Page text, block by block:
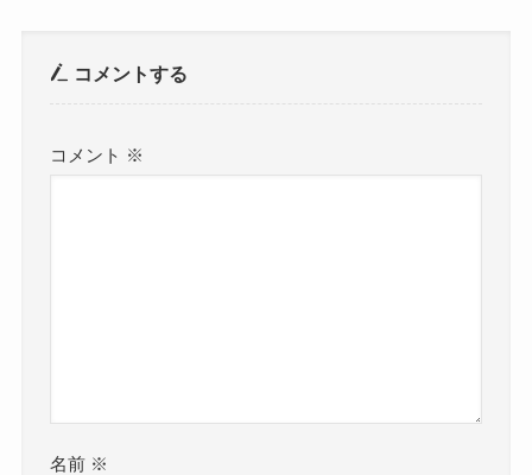
コメントする
コメント ※
名前 ※